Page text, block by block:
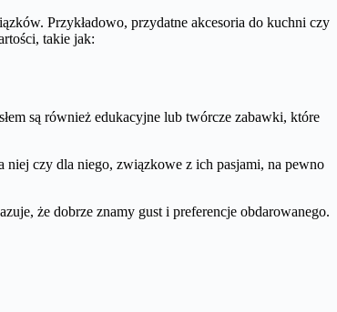
Przykładowo, przydatne akcesoria do kuchni czy
takie jak:
są również edukacyjne lub twórcze zabawki, które
czy dla niego, związkowe z ich pasjami, na pewno
że dobrze znamy gust i preferencje obdarowanego.